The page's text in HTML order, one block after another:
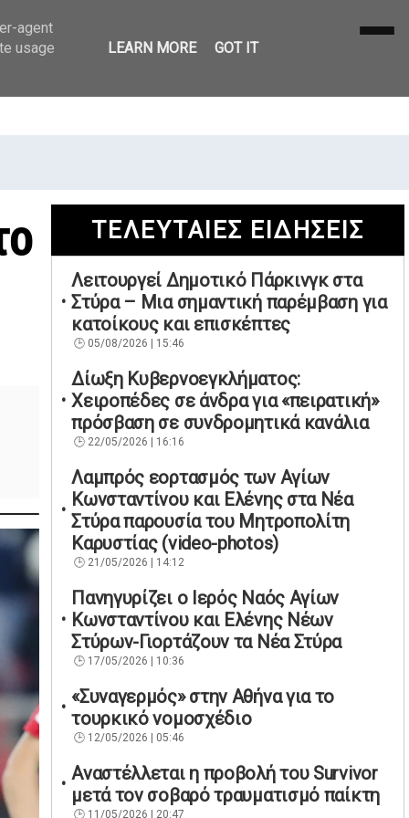
ΤΕΛΕΥΤΑΙΕΣ ΕΙΔΗΣΕΙΣ
Λειτουργεί Δημοτικό Πάρκινγκ στα
Στύρα – Μια σημαντική παρέμβαση για
κατοίκους και επισκέπτες
05/08/2026 | 15:46
Δίωξη Κυβερνοεγκλήματος:
Χειροπέδες σε άνδρα για «πειρατική»
πρόσβαση σε συνδρομητικά κανάλια
22/05/2026 | 16:16
Λαμπρός εορτασμός των Αγίων
Κωνσταντίνου και Ελένης στα Νέα
Στύρα παρουσία του Μητροπολίτη
Καρυστίας (video-photos)
21/05/2026 | 14:12
Πανηγυρίζει ο Ιερός Ναός Αγίων
Κωνσταντίνου και Ελένης Νέων
Στύρων-Γιορτάζουν τα Νέα Στύρα
17/05/2026 | 10:36
«Συναγερμός» στην Αθήνα για το
τουρκικό νομοσχέδιο
12/05/2026 | 05:46
Αναστέλλεται η προβολή του Survivor
μετά τον σοβαρό τραυματισμό παίκτη
11/05/2026 | 20:47
agent
usage
LEARN MORE GOT IT